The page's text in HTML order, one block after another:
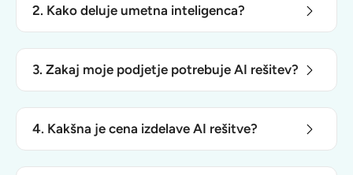
2. Kako deluje umetna inteligenca?
napovedovati rezultate in samodejno izboljševati
(Deep Learning).
3. Zakaj moje podjetje potrebuje AI rešitev?
časa za strateške naloge.
4. Kakšna je cena izdelave AI rešitve?